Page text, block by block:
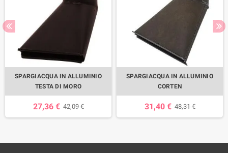
SPARGIACQUA IN ALLUMINIO
TESTA DI MORO
27,36 € 42,09 €
SPARGIACQUA IN ALLUMINIO
CORTEN
31,40 € 48,31 €